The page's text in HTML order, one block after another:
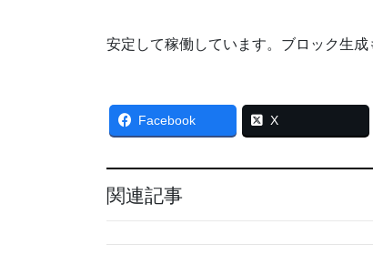
安定して稼働しています。ブロック生成
Facebook X
関連記事